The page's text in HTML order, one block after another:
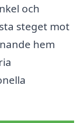
och
steget mot
hem